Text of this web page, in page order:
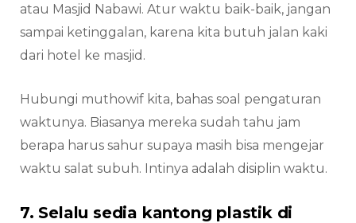
atau Masjid Nabawi. Atur waktu baik-baik, jangan
sampai ketinggalan, karena kita butuh jalan kaki
dari hotel ke masjid.
Hubungi muthowif kita, bahas soal pengaturan
waktunya. Biasanya mereka sudah tahu jam
berapa harus sahur supaya masih bisa mengejar
waktu salat subuh. Intinya adalah disiplin waktu.
7. Selalu sedia kantong plastik di